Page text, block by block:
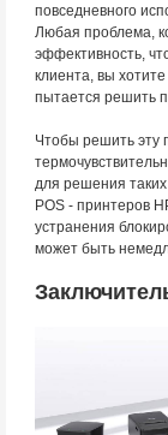
повседневного
Любая проблема,
эффективность,
клиента, вы
пытается решить
Чтобы решить эту
для решения
POS - принтеров
устранения
может быть